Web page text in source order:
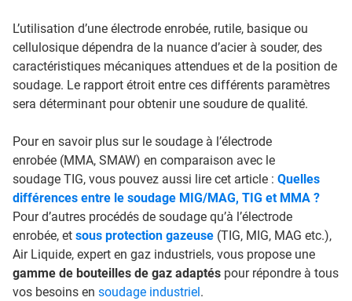
L’utilisation d’une électrode enrobée, rutile, basique ou
cellulosique dépendra de la nuance d’acier à souder, des
caractéristiques mécaniques attendues et de la position de
soudage. Le rapport étroit entre ces différents paramètres
sera déterminant pour obtenir une soudure de qualité.
Pour en savoir plus sur le soudage à l’électrode
enrobée (MMA, SMAW) en comparaison avec le
soudage TIG, vous pouvez aussi lire cet article : Quelles
différences entre le soudage MIG/MAG, TIG et MMA ?
Pour d’autres procédés de soudage qu’à l’électrode
enrobée, et sous protection gazeuse (TIG, MIG, MAG etc.),
Air Liquide, expert en gaz industriels, vous propose une
gamme de bouteilles de gaz adaptés pour répondre à tous
vos besoins en soudage industriel .